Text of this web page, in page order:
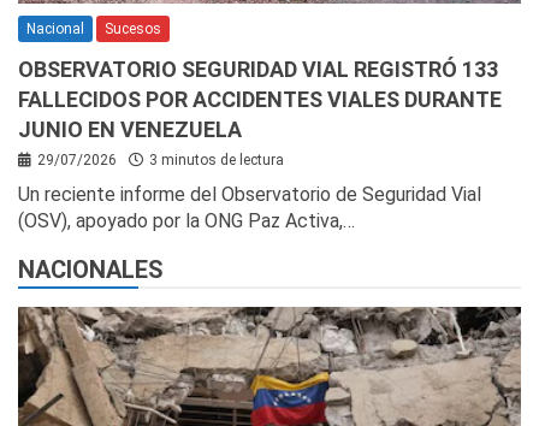
Nacional Sucesos
OBSERVATORIO SEGURIDAD VIAL REGISTRÓ 133
FALLECIDOS POR ACCIDENTES VIALES DURANTE
JUNIO EN VENEZUELA
29/07/2026 3 minutos de lectura
Un reciente informe del Observatorio de Seguridad Vial
(OSV), apoyado por la ONG Paz Activa,…
NACIONALES